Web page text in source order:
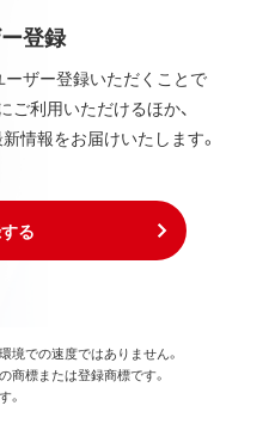
登録
ーザー登録いただくことで
利用いただけるほか、
情報をお届けいたします。
る
境での速度ではありません。
商標または登録商標です。
。